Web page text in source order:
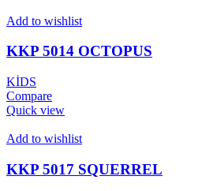
Add to wishlist
KKP 5014 OCTOPUS
KİDS
Compare
Quick view
Add to wishlist
KKP 5017 SQUERREL